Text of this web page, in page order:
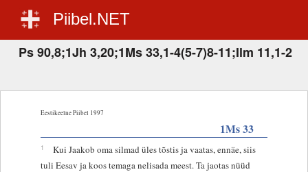
Piibel.NET
Ps 90,8;1Jh 3,20;1Ms 33,1-4(5-7)8-11;Ilm 11,1-2
Eestikeelne Piibel 1997
1Ms 33
1
Kui Jaakob oma silmad üles tõstis ja vaatas, ennäe, siis
tuli Eesav ja koos temaga nelisada meest. Ta jaotas nüüd